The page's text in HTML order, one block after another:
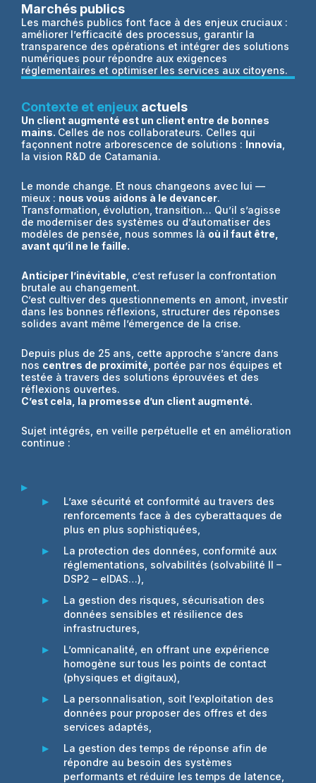
Marchés publics
Les marchés publics font face à des enjeux cruciaux :
améliorer l’efficacité des processus, garantir la
transparence des opérations et intégrer des solutions
numériques pour répondre aux exigences
réglementaires et optimiser les services aux citoyens.
Contexte et enjeux actuels
Un client augmenté est un client entre de bonnes
mains. Celles de nos collaborateurs. Celles qui
façonnent notre arborescence de solutions : Innovia
la vision R&D de Catamania.
Le monde change. Et nous changeons avec lui —
mieux : nous vous aidons à le devancer.
Transformation, évolution, transition… Qu’il s’agisse
de moderniser des systèmes ou d’automatiser des
modèles de pensée, nous sommes là où il faut être,
avant qu’il ne le faille.
Anticiper l’inévitable , c’est refuser la confrontation
brutale au changement.
C’est cultiver des questionnements en amont, investir
dans les bonnes réflexions, structurer des réponses
solides avant même l’émergence de la crise.
Depuis plus de 25 ans, cette approche s’ancre dans
nos centres de proximité , portée par nos équipes et
testée à travers des solutions éprouvées et des
réflexions ouvertes.
C’est cela, la promesse d’un client augmenté.
Sujet intégrés, en veille perpétuelle et en amélioration
continue :
L’axe sécurité et conformité au travers des
renforcements face à des cyberattaques de
plus en plus sophistiquées,
La protection des données, conformité aux
réglementations, solvabilités (solvabilité II –
DSP2 – eIDAS…),
La gestion des risques, sécurisation des
données sensibles et résilience des
infrastructures,
L’omnicanalité, en offrant une expérience
homogène sur tous les points de contact
(physiques et digitaux),
La personnalisation, soit l’exploitation des
données pour proposer des offres et des
services adaptés,
La gestion des temps de réponse afin de
répondre au besoin des systèmes
performants et réduire les temps de latence,